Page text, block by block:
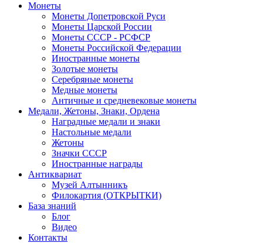
Монеты
Монеты Допетровской Руси
Монеты Царской России
Монеты СССР - РСФСР
Монеты Российской Федерации
Иностранные монеты
Золотые монеты
Серебряные монеты
Медные монеты
Античные и средневековые монеты
Медали, Жетоны, Знаки, Ордена
Наградные медали и знаки
Настольные медали
Жетоны
Значки СССР
Иностранные награды
Антиквариат
Музей Алтынникъ
Филокартия (ОТКРЫТКИ)
База знаний
Блог
Видео
Контакты